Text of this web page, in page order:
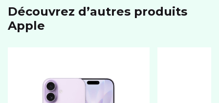
Découvrez d’autres produits
apple